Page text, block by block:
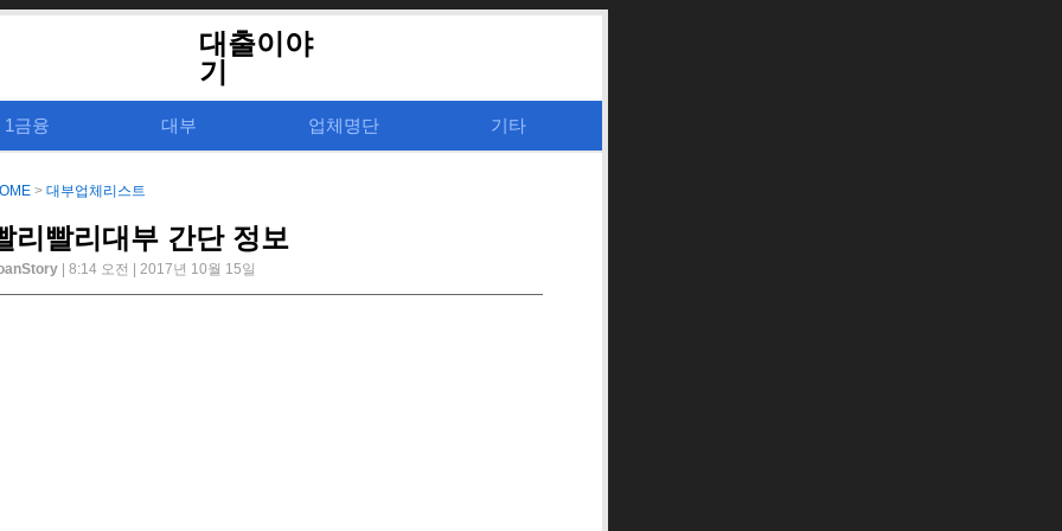
대출이야
기
1금융 대부 업체명단 기타
> 대부업체리스트
리빨리대부 간단 정보
| 8:14 오전 | 2017년 10월 15일